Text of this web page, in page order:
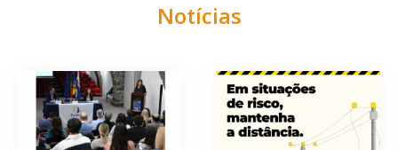
Notícias
Páginas